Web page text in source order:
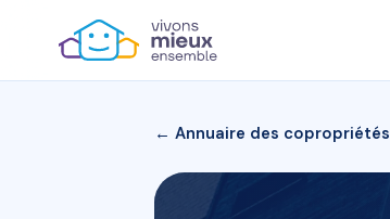
← Annuaire des copropriétés